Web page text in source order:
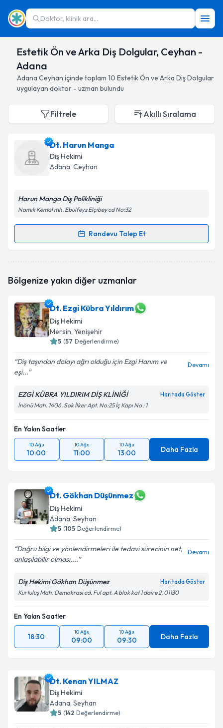
Doktor, klinik ara...
Estetik Ön ve Arka Diş Dolgular, Ceyhan -
Adana
Adana Ceyhan içinde toplam 10 Estetik Ön ve Arka Diş Dolgular
uygulayan doktor - uzman bulundu
Filtrele Akıllı Sıralama
Dt. Harun Manga
Diş Hekimi
Adana, Ceyhan
Harun Manga Diş Polikliniği
Namık Kemal mh. Ebülfeyz Elçibey cd No:32
Randevu Talep Et
Randevu Takvimi Talebi
oluşturun. Size bu uzmandan randevu almanız için bir
E-posta Adresiniz
Kişisel verilerimin işlenmesine ilişkin Aydınlatma
Takvim Talebini Gönder
Bölgenize yakın diğer uzmanlar
Dt. Ezgi Kübra Yıldırım
Diş Hekimi
Mersin, Yenişehir
5 (57 Değerlendirme)
Diş taşından dolayı ağrı olduğu için Ezgi Hanım ve
eşi...
Devamı
EZGİ KÜBRA YILDIRIM DİŞ KLİNİĞİ Haritada Göster
İnönü Mah. 1406. Sok İlker Apt. No:25 İç Kapı No : 1
En Yakın Saatler
10 Ağu
10:00
10 Ağu
11:00
10 Ağu
13:00 Daha Fazla
Dt. Gökhan Düşünmez
Diş Hekimi
Adana, Seyhan
5 (105 Değerlendirme)
Doğru bilgi ve yönlendirmeleri ile tedavi sürecinin net,
anlaşılabilir olması....
Devamı
Diş Hekimi Gökhan Düşünmez Haritada Göster
Kurtuluş Mah. Demokrasi cd. Ful apt. A blok kat 1 daire 2, 01130
En Yakın Saatler
18:30
10 Ağu
09:00
10 Ağu
09:30 Daha Fazla
Dt. Kenan YILMAZ
Diş Hekimi
Adana, Seyhan
5 (142 Değerlendirme)